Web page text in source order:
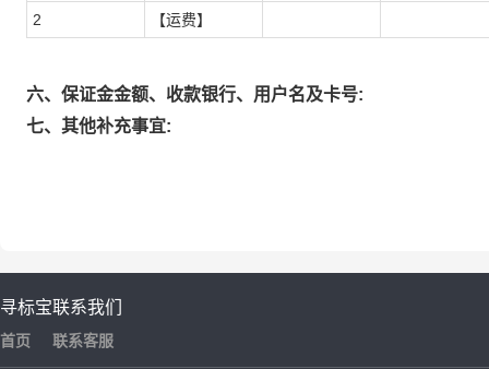
2 【运费】
六、保证金金额、收款银行、用户名及卡号:
七、其他补充事宜:
寻标宝
首页
联系我们
联系客服